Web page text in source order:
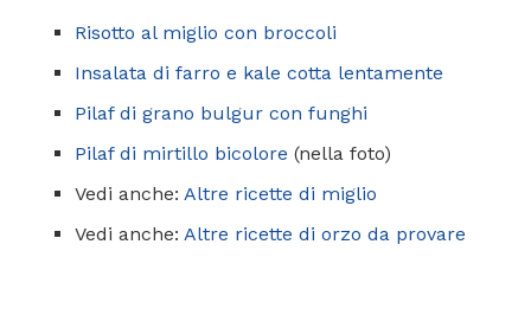
Risotto al miglio con broccoli
Insalata di farro e kale cotta lentamente
Pilaf di grano bulgur con funghi
Pilaf di mirtillo bicolore (nella foto)
Vedi anche: Altre ricette di miglio
Vedi anche: Altre ricette di orzo da provare